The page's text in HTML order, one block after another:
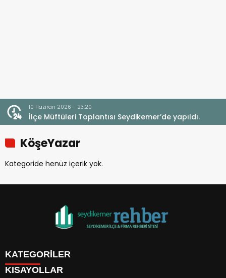
10 Haziran 2026 - 23:20
İlçe Müftüleri Toplantısı Seydikemer’de yapıldı.
KöşeYazar
Kategoride henüz içerik yok.
KATEGORİLER
KISAYOLLAR